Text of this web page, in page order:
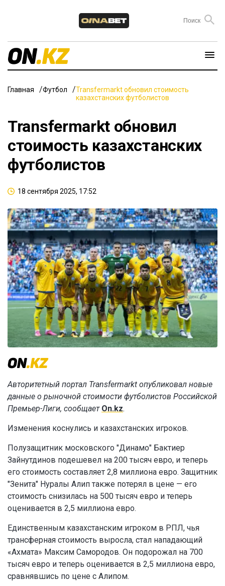
Главная Футбол
Transfermarkt обновил стоимость
казахстанских футболистов
Transfermarkt обновил
стоимость казахстанских
футболистов
18 сентября 2025, 17:52
Авторитетный портал Transfermarkt опубликовал новые
данные о рыночной стоимости футболистов Российской
Премьер-Лиги, сообщает On.kz.
Изменения коснулись и казахстанских игроков.
Полузащитник московского "Динамо" Бактиер
Зайнутдинов подешевел на 200 тысяч евро, и теперь
его стоимость составляет 2,8 миллиона евро. Защитник
"Зенита" Нуралы Алип также потерял в цене — его
стоимость снизилась на 500 тысяч евро и теперь
оценивается в 2,5 миллиона евро.
Единственным казахстанским игроком в РПЛ, чья
трансферная стоимость выросла, стал нападающий
«Ахмата» Максим Самородов. Он подорожал на 700
тысяч евро и теперь оценивается в 2,5 миллиона евро,
сравнявшись по цене с Алипом.